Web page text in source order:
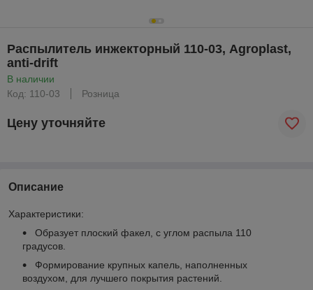
Распылитель инжекторный 110-03, Agroplast,
anti-drift
В наличии
Код: 110-03
Розница
Цену уточняйте
Описание
Характеристики:
Образует плоский факел, с углом распыла 110
градусов.
Формирование крупных капель, наполненных
воздухом, для лучшего покрытия растений.